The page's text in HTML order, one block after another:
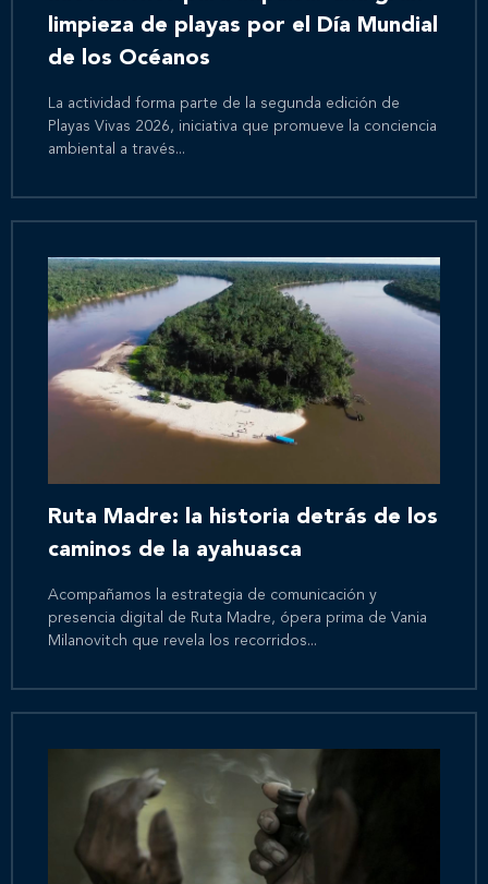
limpieza de playas por el Día Mundial
de los Océanos
La actividad forma parte de la segunda edición de
Playas Vivas 2026, iniciativa que promueve la conciencia
ambiental a través...
Ruta Madre: la historia detrás de los
caminos de la ayahuasca
Acompañamos la estrategia de comunicación y
presencia digital de Ruta Madre, ópera prima de Vania
Milanovitch que revela los recorridos...